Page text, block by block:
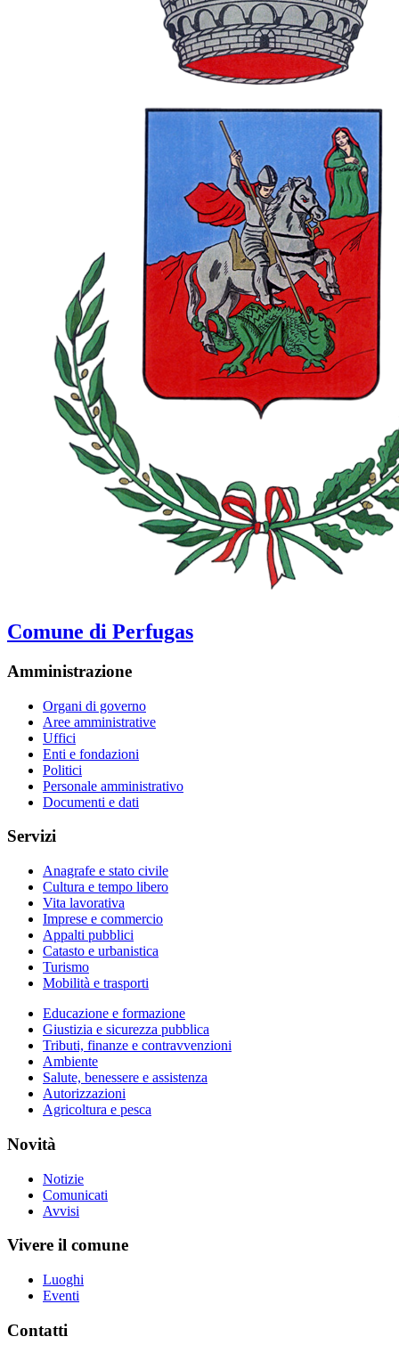
Comune di Perfugas
Amministrazione
Organi di governo
Aree amministrative
Uffici
Enti e fondazioni
Politici
Personale amministrativo
Documenti e dati
Servizi
Anagrafe e stato civile
Cultura e tempo libero
Vita lavorativa
Imprese e commercio
Appalti pubblici
Catasto e urbanistica
Turismo
Mobilità e trasporti
Educazione e formazione
Giustizia e sicurezza pubblica
Tributi, finanze e contravvenzioni
Ambiente
Salute, benessere e assistenza
Autorizzazioni
Agricoltura e pesca
Novità
Notizie
Comunicati
Avvisi
Vivere il comune
Luoghi
Eventi
Contatti